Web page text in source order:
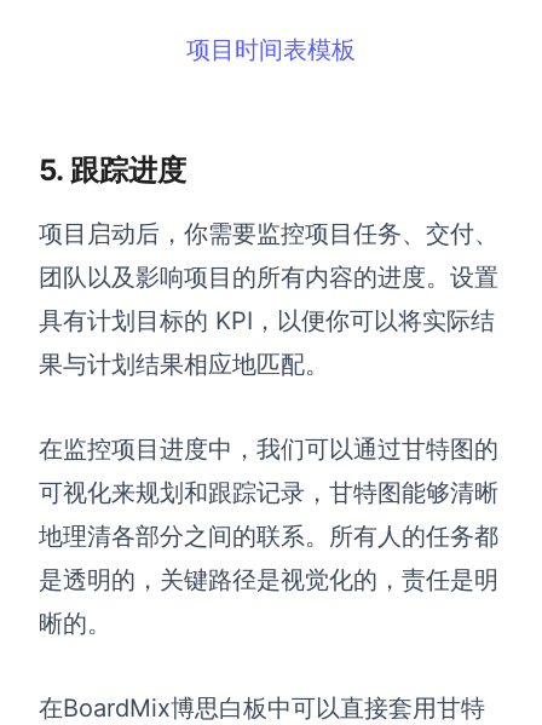
项目时间表模板
5. 跟踪进度
项目启动后，你需要监控项目任务、交付、
团队以及影响项目的所有内容的进度。设置
具有计划目标的 KPI，以便你可以将实际结
果与计划结果相应地匹配。
在监控项目进度中，我们可以通过甘特图的
可视化来规划和跟踪记录，甘特图能够清晰
地理清各部分之间的联系。所有人的任务都
是透明的，关键路径是视觉化的，责任是明
晰的。
在BoardMix博思白板中可以直接套用甘特